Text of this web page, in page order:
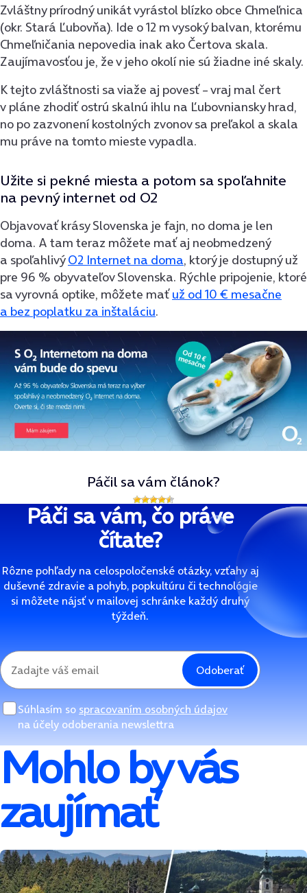
Zvláštny prírodný unikát vyrástol blízko obce Chmeľnica
(okr. Stará Ľubovňa). Ide o 12 m vysoký balvan, ktorému
Chmeľničania nepovedia inak ako Čertova skala.
Zaujímavosťou je, že v jeho okolí nie sú žiadne iné skaly.
K tejto zvláštnosti sa viaže aj povesť – vraj mal čert
v pláne zhodiť ostrú skalnú ihlu na Ľubovniansky hrad,
no po zazvonení kostolných zvonov sa preľakol a skala
mu práve na tomto mieste vypadla.
Užite si pekné miesta a potom sa spoľahnite
na pevný internet od O2
Objavovať krásy Slovenska je fajn, no doma je len
doma. A tam teraz môžete mať aj neobmedzený
a spoľahlivýO2 Internet na doma, ktorý je dostupný už
pre 96 % obyvateľov Slovenska. Rýchle pripojenie, ktoré
sa vyrovná optike, môžete maťuž od 10 € mesačne
a bez poplatku za inštaláciu.
Páčil sa vám článok?
Páči sa vám, čo práve
čítate?
Rôzne pohľady na celospoločenské otázky, vzťahy aj
duševné zdravie a pohyb, popkultúru či technológie
si môžete nájsť v mailovej schránke každý druhý
týždeň.
Odoberať
Súhlasím so spracovaním osobných údajov
na účely odoberania newslettra
Mohlo by vás
zaujímať